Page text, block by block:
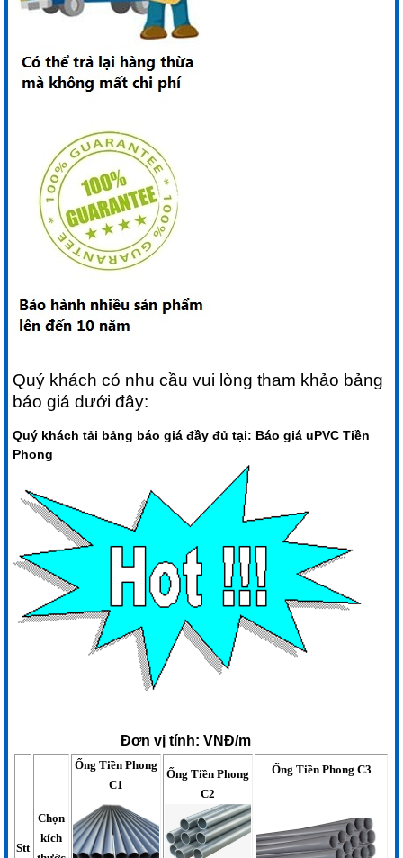
Quý khách có nhu cầu vui lòng tham khảo bảng
báo giá dưới đây:
Quý khách tải bảng báo giá đầy đủ tại: Báo giá uPVC Tiền
Phong
Đơn vị tính: VNĐ/m
Stt
Chọn
kích
Ống Tiền Phong
C1
Ống Tiền Phong
C2
Ống Tiền Phong C3